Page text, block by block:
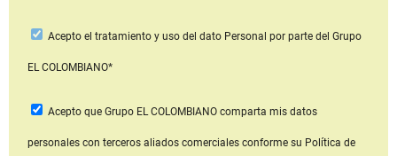
Acepto el tratamiento y uso del dato Personal por parte del Grupo
EL COLOMBIANO*
Acepto que Grupo EL COLOMBIANOcomparta mis datos
personales con terceros aliados comerciales conforme su Política de